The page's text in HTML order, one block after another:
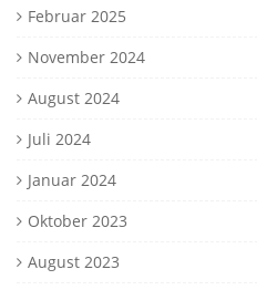
Februar 2025
November 2024
August 2024
Juli 2024
Januar 2024
Oktober 2023
August 2023